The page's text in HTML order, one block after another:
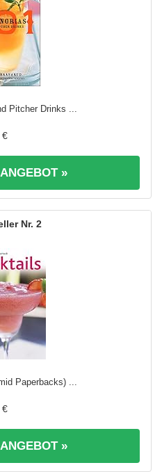
Pitcher Drinks ...
€
»
2
Paperbacks) ...
€
»